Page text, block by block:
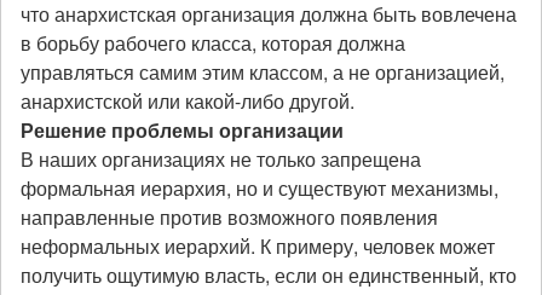
что анархистская организация должна быть вовлечена
в борьбу рабочего класса, которая должна
управляться самим этим классом, а не организацией,
анархистской или какой-либо другой.
Решение проблемы организации
В наших организациях не только запрещена
формальная иерархия, но и существуют механизмы,
направленные против возможного появления
неформальных иерархий. К примеру, человек может
получить ощутимую власть, если он единственный, кто